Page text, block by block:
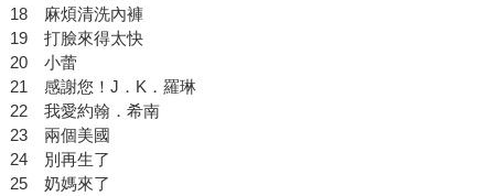
18 麻煩清洗內褲
19 打臉來得太快
20 小蕾
21 感謝您！J．K．羅琳
22 我愛約翰．希南
23 兩個美國
24 別再生了
25 奶媽來了